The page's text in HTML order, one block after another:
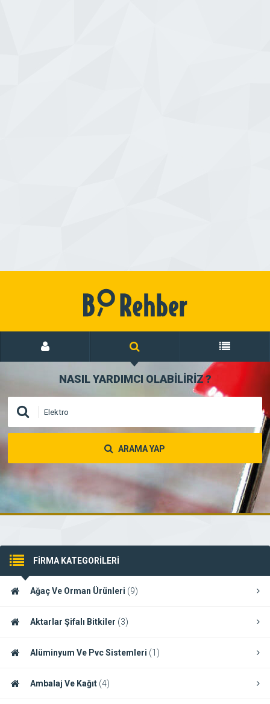
NASIL YARDIMCI OLABİLİRİZ?
ARAMA YAP
FİRMA KATEGORİLERİ
Ağaç Ve Orman Ürünleri (9)
Aktarlar Şifalı Bitkiler (3)
Alüminyum Ve Pvc Sistemleri (1)
Ambalaj Ve Kağıt (4)